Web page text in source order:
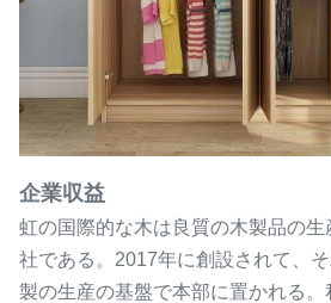
企業収益
虹の国際的な木は良質の木製品の
社である。2017年に創設されて、
製の生産の基盤で本部に置かれる